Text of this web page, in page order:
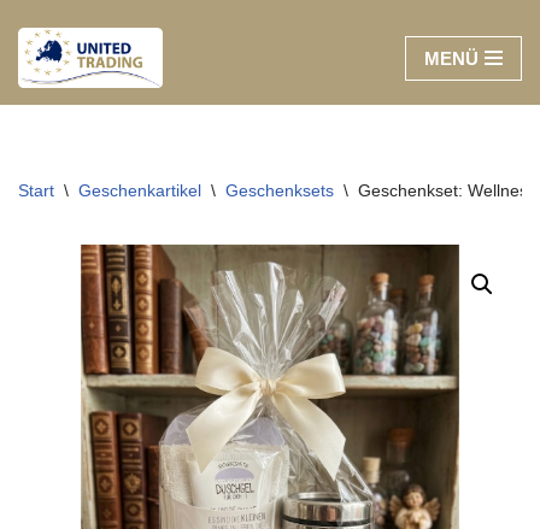
Zum
Inhalt
MENÜ
Start \ Geschenkartikel \ Geschenksets \ Geschenkset: